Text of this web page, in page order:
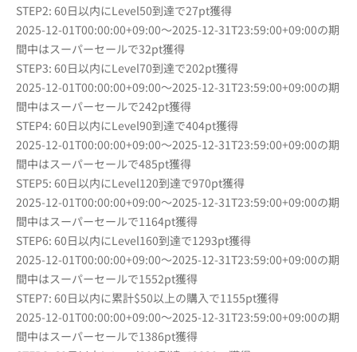
STEP2: 60日以内にLevel50到達で27pt獲得
2025-12-01T00:00:00+09:00〜2025-12-31T23:59:00+09:00の期
間中はスーパーセールで32pt獲得
STEP3: 60日以内にLevel70到達で202pt獲得
2025-12-01T00:00:00+09:00〜2025-12-31T23:59:00+09:00の期
間中はスーパーセールで242pt獲得
STEP4: 60日以内にLevel90到達で404pt獲得
2025-12-01T00:00:00+09:00〜2025-12-31T23:59:00+09:00の期
間中はスーパーセールで485pt獲得
STEP5: 60日以内にLevel120到達で970pt獲得
2025-12-01T00:00:00+09:00〜2025-12-31T23:59:00+09:00の期
間中はスーパーセールで1164pt獲得
STEP6: 60日以内にLevel160到達で1293pt獲得
2025-12-01T00:00:00+09:00〜2025-12-31T23:59:00+09:00の期
間中はスーパーセールで1552pt獲得
STEP7: 60日以内に累計$50以上の購入で1155pt獲得
2025-12-01T00:00:00+09:00〜2025-12-31T23:59:00+09:00の期
間中はスーパーセールで1386pt獲得